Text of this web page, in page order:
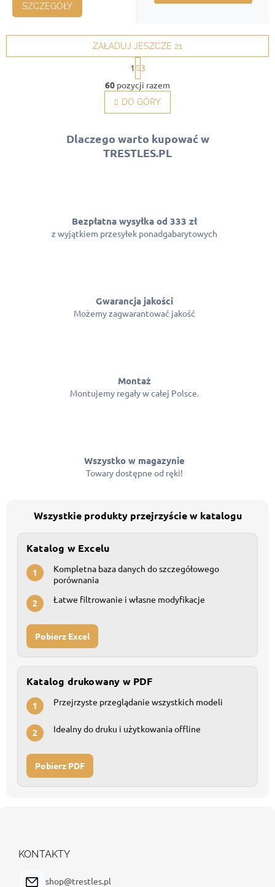
SZCZEGÓŁY
K
o
n
t
o
l
k
t
y
ZAŁADUJ JESZCZE 21
P
a
g
i
n
a
j
a
1
3
60 pozycji razem
DO GÓRY
Dlaczego warto kupować w
TRESTLES.PL
Bezpłatna wysyłka od 333 zł
z wyjątkiem przesyłek ponadgabarytowych
Gwarancja jakości
Możemy zagwarantować jakość
Montaż
Montujemy regały w całej Polsce.
Wszystko w magazynie
Towary dostępne od ręki!
Wszystkie produkty przejrzyście w katalogu
Katalog w Excelu
1
Kompletna baza danych do szczegółowego
porównania
2 Łatwe filtrowanie i własne modyfikacje
Pobierz Excel
Katalog drukowany w PDF
1 Przejrzyste przeglądanie wszystkich modeli
2 Idealny do druku i użytkowania offline
Pobierz PDF
KONTAKTY
shop@trestles.pl